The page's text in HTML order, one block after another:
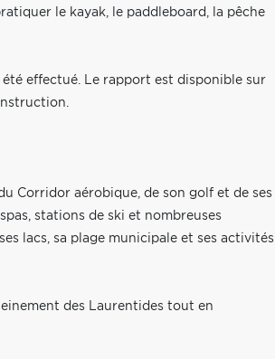
le kayak, le paddleboard, la pêche
effectué. Le rapport est disponible sur
Corridor aérobique, de son golf et de ses
stations de ski et nombreuses
lacs, sa plage municipale et ses activités
des Laurentides tout en